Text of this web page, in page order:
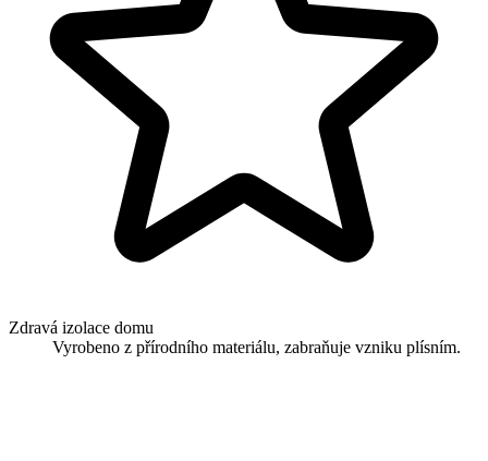
Zdravá izolace domu
Vyrobeno z přírodního materiálu, zabraňuje vzniku plísním.